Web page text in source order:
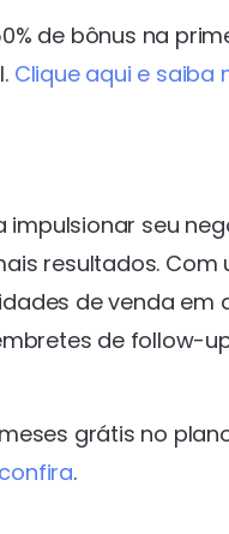
de bônus na
Clique aqui e saiba
impulsionar seu
resultados.
de venda em
de follow-
grátis no
.